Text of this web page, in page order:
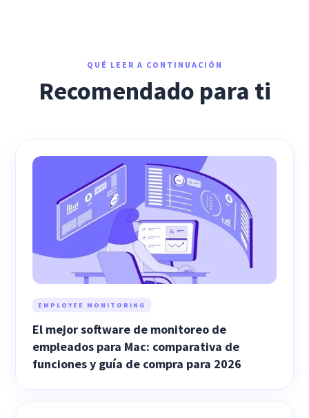
QUÉ LEER A CONTINUACIÓN
Recomendado para ti
EMPLOYEE MONITORING
El mejor software de monitoreo de
empleados para Mac: comparativa de
funciones y guía de compra para 2026